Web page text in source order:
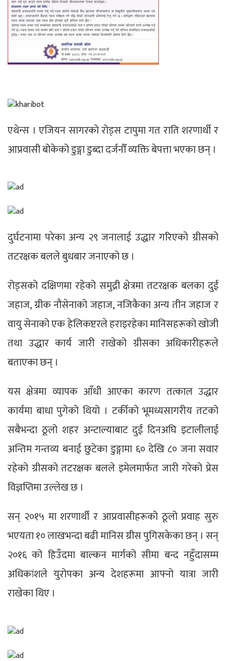
एथेन्स । एजियन सागरको रोड्स टापुमा गत राति शरणार्थी र
आप्रवासी बोकेको डुङ्गा डुब्दा दर्जनौँ व्यक्ति बेपत्ता भएका छन् ।
दुर्घटनामा परेका अन्य २९ जनालाई उद्धार गरिएको ग्रीसको
तटरक्षक बलले बुधबार जनाएको छ ।
रोड्सको दक्षिणमा रहेको समुद्री क्षेत्रमा तटरक्षक बलका दुई
जहाज, ग्रीक नौसेनाको जहाज, नजिकैका अन्य तीन जहाज र
वायु सेनाको एक हेलिकप्टरले हराइरहेका मानिसहरूको खोजी
तथा उद्धार कार्य जारी राखेको ग्रीसका अधिकारीहरूले
बताएका छन् ।
यस क्षेत्रमा व्यापक आँधी आएका कारण तत्काल उद्धार
कार्यमा बाधा पुगेको थियो । टर्कीको भूमध्यसागरीय तटको
सबैभन्दा ठूलो शहर अन्टाल्याबाट दुई दिनअघि इटालीलाई
अन्तिम गन्तव्य बनाई छुटेका डुङ्गामा ६० देखि ८० जना सवार
रहेको ग्रीसको तटरक्षक बलले इमेलमार्फत जारी गरेको प्रेस
विज्ञप्तिमा उल्लेख छ ।
सन् २०१५ मा शरणार्थी र आप्रवासीहरूको ठूलो प्रवाह सुरु
भएयता १० लाखभन्दा बढी मानिस ग्रीस पुगिसकेका छन् । सन्
२०१६ को हिउँदमा बाल्कन मार्गको सीमा बन्द नहुँदासम्म
अधिकांशले युरोपका अन्य देशहरूमा आफ्नो यात्रा जारी
राखेका थिए ।